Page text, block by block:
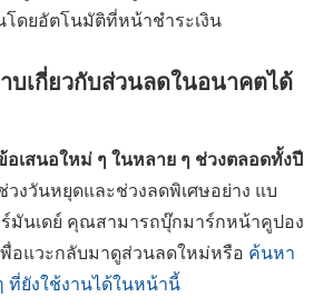
โดยอัตโนมัติที่หน้าชำระเงิน
บเกี่ยวกับส่วนลดในอนาคตได้
เสนอใหม่ ๆ ในหลาย ๆ ช่วงตลอดทั้งปี
วงวันหยุดและช่วงลดพิเศษอย่าง แบ
ร์มันเดย์ คุณสามารถบุ๊กมาร์กหน้าคูปอง
พื่อแวะกลับมาดูส่วนลดใหม่หรือ ค้นหา
ที่ยังใช้งานได้ในหน้านี้